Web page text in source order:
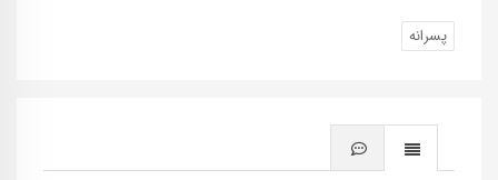
پسرانه